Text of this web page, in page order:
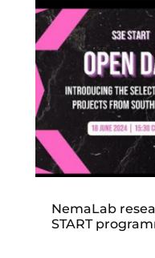
NemaLab
START